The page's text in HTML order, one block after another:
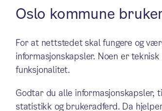
Prinsdal
Nordstrand. Her
program.
Oslo kommune
For at nettstedet skal fungere og
informasjonskapsler. Noen er
funksjonalitet.
Godtar du alle informasjonskapsler,
statistikk og brukeradferd. Da